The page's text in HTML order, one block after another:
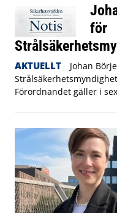
för
AKTUELLT
Johan
Förordnandet gäller i